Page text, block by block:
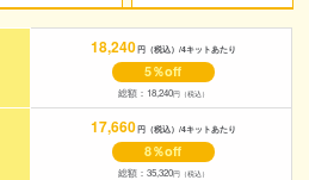
18,240円（税込）/4キットあたり
5％off
総額：18,240円（税込）
17,660円（税込）/4キットあたり
8％off
総額：35,320円（税込）